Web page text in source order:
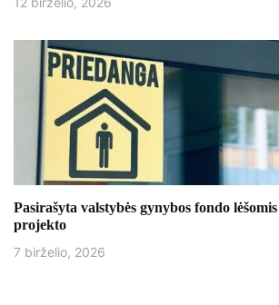
Pasirašyta valstybės gynybos fondo
projekto
7 birželio, 2026